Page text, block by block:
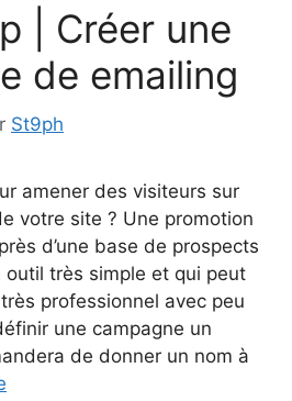
| Créer une
de emailing
St9ph
amener des visiteurs sur
votre site ? Une promotion
d’une base de prospects
outil très simple et qui peut
professionnel avec peu
une campagne un
de donner un nom à